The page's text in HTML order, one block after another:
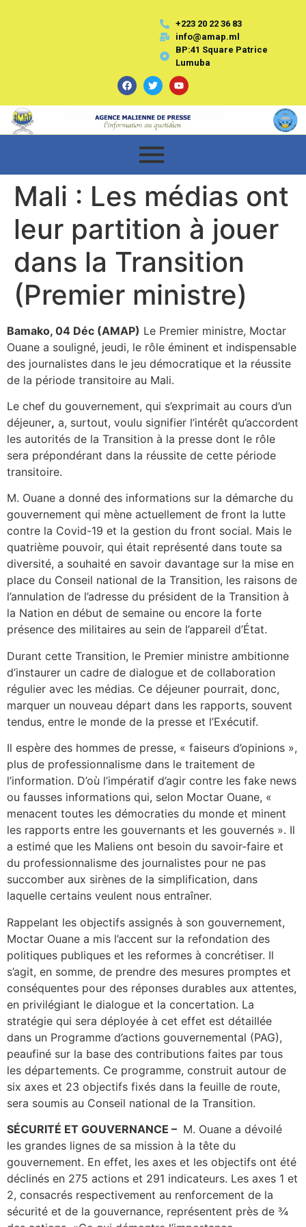
+223 20 22 36 83
info@amap.ml
BP:41 Square Patrice
Lumuba
Mali : Les médias ont
leur partition à jouer
dans la Transition
(Premier ministre)
Bamako, 04 Déc (AMAP) Le Premier ministre, Moctar
Ouane a souligné, jeudi, le rôle éminent et indispensable
des journalistes dans le jeu démocratique et la réussite
de la période transitoire au Mali.
Le chef du gouvernement, qui s’exprimait au cours d’un
déjeuner, a, surtout, voulu signifier l’intérêt qu’accordent
les autorités de la Transition à la presse dont le rôle
sera prépondérant dans la réussite de cette période
transitoire.
M. Ouane a donné des informations sur la démarche du
gouvernement qui mène actuellement de front la lutte
contre la Covid-19 et la gestion du front social. Mais le
quatrième pouvoir, qui était représenté dans toute sa
diversité, a souhaité en savoir davantage sur la mise en
place du Conseil national de la Transition, les raisons de
l’annulation de l’adresse du président de la Transition à
la Nation en début de semaine ou encore la forte
présence des militaires au sein de l’appareil d’État.
Durant cette Transition, le Premier ministre ambitionne
d’instaurer un cadre de dialogue et de collaboration
régulier avec les médias. Ce déjeuner pourrait, donc,
marquer un nouveau départ dans les rapports, souvent
tendus, entre le monde de la presse et l’Exécutif.
Il espère des hommes de presse, « faiseurs d’opinions »,
plus de professionnalisme dans le traitement de
l’information. D’où l’impératif d’agir contre les fake news
ou fausses informations qui, selon Moctar Ouane, «
menacent toutes les démocraties du monde et minent
les rapports entre les gouvernants et les gouvernés ». Il
a estimé que les Maliens ont besoin du savoir-faire et
du professionnalisme des journalistes pour ne pas
succomber aux sirènes de la simplification, dans
laquelle certains veulent nous entraîner.
Rappelant les objectifs assignés à son gouvernement,
Moctar Ouane a mis l’accent sur la refondation des
politiques publiques et les reformes à concrétiser. Il
s’agit, en somme, de prendre des mesures promptes et
conséquentes pour des réponses durables aux attentes,
en privilégiant le dialogue et la concertation. La
stratégie qui sera déployée à cet effet est détaillée
dans un Programme d’actions gouvernemental (PAG),
peaufiné sur la base des contributions faites par tous
les départements. Ce programme, construit autour de
six axes et 23 objectifs fixés dans la feuille de route,
sera soumis au Conseil national de la Transition.
SÉCURITÉ ET GOUVERNANCE – M. Ouane a dévoilé
les grandes lignes de sa mission à la tête du
gouvernement. En effet, les axes et les objectifs ont été
déclinés en 275 actions et 291 indicateurs. Les axes 1 et
2, consacrés respectivement au renforcement de la
sécurité et de la gouvernance, représentent près de ¾